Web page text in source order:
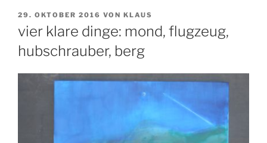
VERÖFFENTLICHT
AM
29. OKTOBER 2016 VON KLAUS
vier klare dinge: mond, flugzeug,
hubschrauber, berg